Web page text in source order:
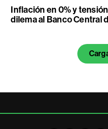
Inflación en 0% y
dilema al Banco Central